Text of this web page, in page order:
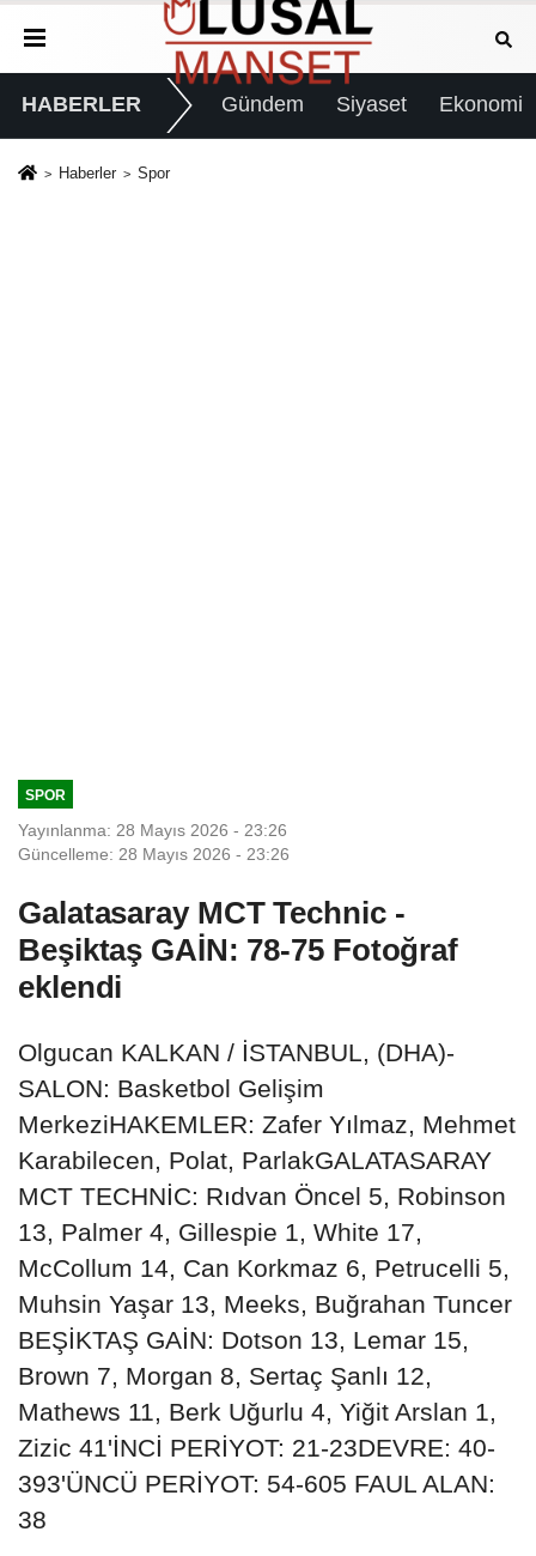
HABERLER Gündem Siyaset Ekonomi
Haberler Spor
SPOR
Yayınlanma: 28 Mayıs 2026 - 23:26
Güncelleme: 28 Mayıs 2026 - 23:26
Galatasaray MCT Technic -
Beşiktaş GAİN: 78-75 Fotoğraf
eklendi
Olgucan KALKAN / İSTANBUL, (DHA)-
SALON: Basketbol Gelişim
MerkeziHAKEMLER: Zafer Yılmaz, Mehmet
Karabilecen, Polat, ParlakGALATASARAY
MCT TECHNİC: Rıdvan Öncel 5, Robinson
13, Palmer 4, Gillespie 1, White 17,
McCollum 14, Can Korkmaz 6, Petrucelli 5,
Muhsin Yaşar 13, Meeks, Buğrahan Tuncer
BEŞİKTAŞ GAİN: Dotson 13, Lemar 15,
Brown 7, Morgan 8, Sertaç Şanlı 12,
Mathews 11, Berk Uğurlu 4, Yiğit Arslan 1,
Zizic 41'İNCİ PERİYOT: 21-23DEVRE: 40-
393'ÜNCÜ PERİYOT: 54-605 FAUL ALAN:
38